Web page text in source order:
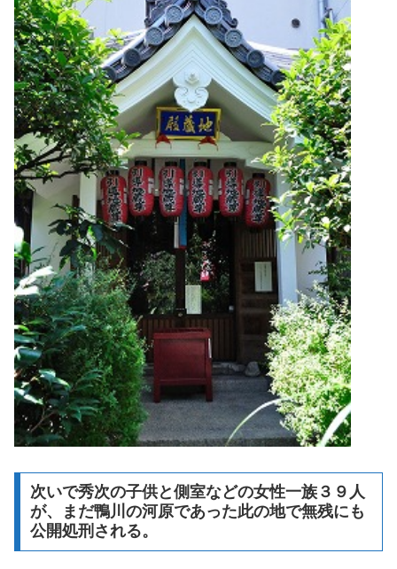
次いで秀次の子供と側室などの女性一族３９人
が、まだ鴨川の河原であった此の地で無残にも
公開処刑される。